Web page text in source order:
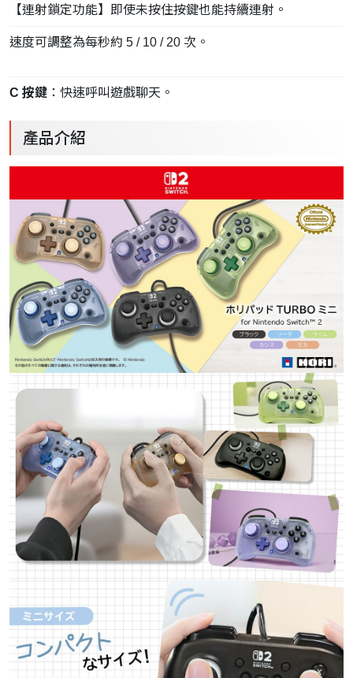
【連射鎖定功能】即使未按住按鍵也能持續連射。
速度可調整為每秒約 5 / 10 / 20 次。
C 按鍵 ：快速呼叫遊戲聊天。
產品介紹